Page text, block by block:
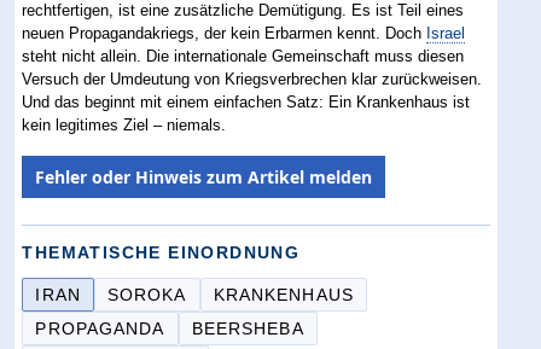
rechtfertigen, ist eine zusätzliche Demütigung. Es ist Teil eines
neuen Propagandakriegs, der kein Erbarmen kennt. Doch Israel
steht nicht allein. Die internationale Gemeinschaft muss diesen
Versuch der Umdeutung von Kriegsverbrechen klar zurückweisen.
Und das beginnt mit einem einfachen Satz: Ein Krankenhaus ist
kein legitimes Ziel – niemals.
Fehler oder Hinweis zum Artikel melden
THEMATISCHE EINORDNUNG
IRAN SOROKA
KRANKENHAUS
PROPAGANDA
BEERSHEBA